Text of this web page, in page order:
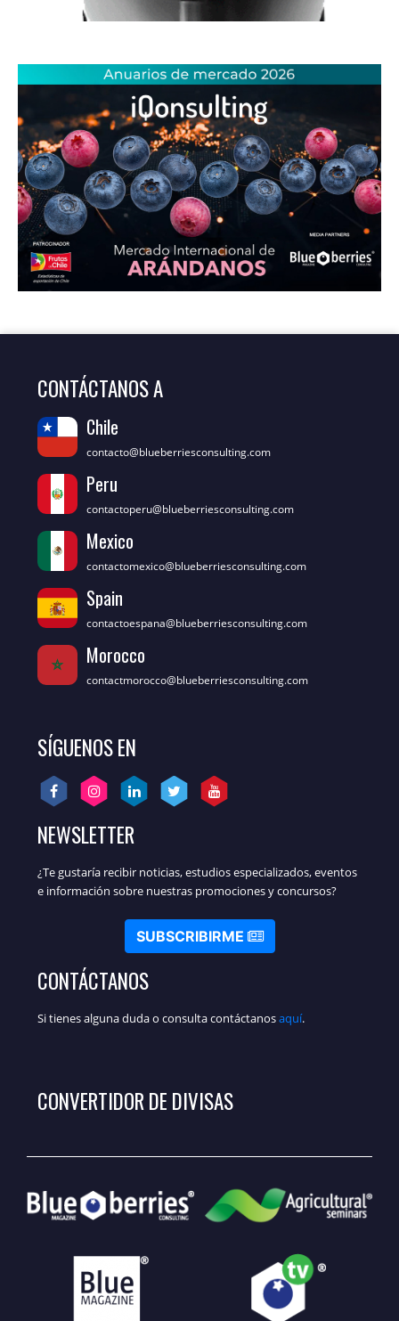
CONTÁCTANOS A
Chile
contacto@blueberriesconsulting.com
Peru
contactoperu@blueberriesconsulting.com
Mexico
contactomexico@blueberriesconsulting.com
Spain
contactoespana@blueberriesconsulting.com
Morocco
contactmorocco@blueberriesconsulting.com
SÍGUENOS EN
NEWSLETTER
¿Te gustaría recibir noticias, estudios especializados, eventos
e información sobre nuestras promociones y concursos?
SUBSCRIBIRME
CONTÁCTANOS
Si tienes alguna duda o consulta contáctanosaquí.
CONVERTIDOR DE DIVISAS